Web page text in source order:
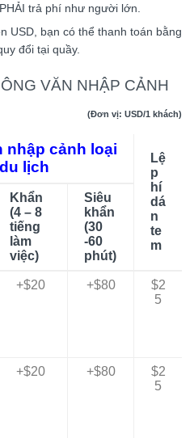
trả phí như người lớn.
USD, bạn có thể thanh toán bằng
đổi tại quầy.
VĂN NHẬP CẢNH
(Đơn vị: USD/1 khách)
nhập cảnh loại
du lịch
Lệ
p
hí
dá
n
te
m
Khẩn
(4 – 8
tiếng
làm
việc)
Siêu
khẩn
(30
-60
phút)
+$20 +$80
$2
5
+$20 +$80
$2
5